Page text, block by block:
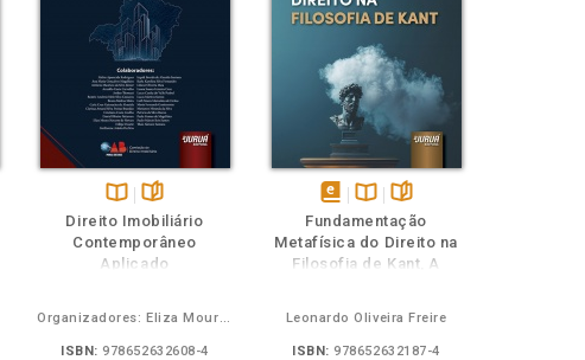
Disponível
na
B.V.
páginas
Direito Imobiliário
Contemporâneo
Aplicado
Organizadores: Eliza Moura Navarro de Novaes, Rafael de Oliveira Lage, Daniel Ribeiro Pettersen
ISBN: 978652632608-4
disponível
em
eBook
Disponível
na
B.V.
páginas
Fundamentação
Metafísica do Direito na
Filosofia de Kant, A
Leonardo Oliveira Freire
ISBN: 978652632187-4